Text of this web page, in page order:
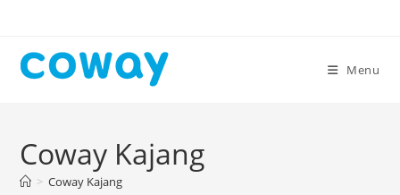
content
Menu
Coway Kajang
> Coway Kajang